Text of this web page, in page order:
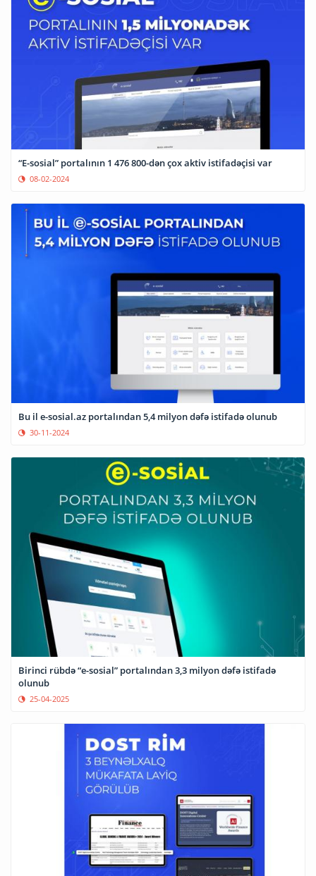
“E-sosial” portalının 1 476 800-dən çox aktiv istifadəçisi var
08-02-2024
Bu il e-sosial.az portalından 5,4 milyon dəfə istifadə olunub
30-11-2024
Birinci rübdə “e-sosial” portalından 3,3 milyon dəfə istifadə
olunub
25-04-2025